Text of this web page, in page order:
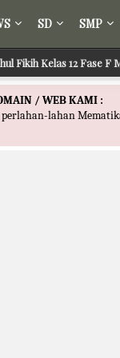
SD SMP
Fikih Kelas 12 Fase
/ WEB KAMI :
lahan